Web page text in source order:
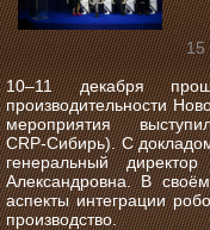
15
10–11 декабря
производительности
мероприятия
CRP‑Сибирь). С
генеральный
Александровна. В
аспекты интеграции
производство.